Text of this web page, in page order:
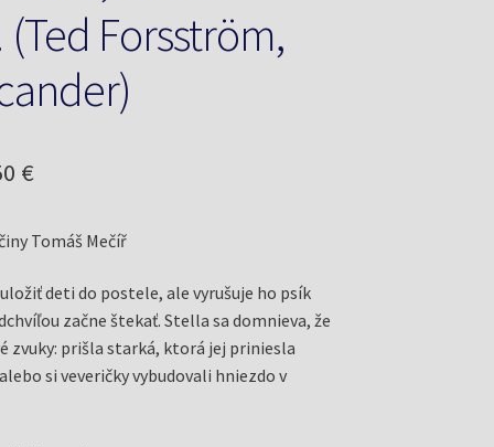
Forsström,
€.
€Aktuálna
je:
11,50 €.
Tomáš Mečíř
deti do postele, ale vyrušuje ho psík
začne štekať. Stella sa domnieva, že
zvuky: prišla starká, ktorá jej priniesla
si veveričky vybudovali hniezdo v